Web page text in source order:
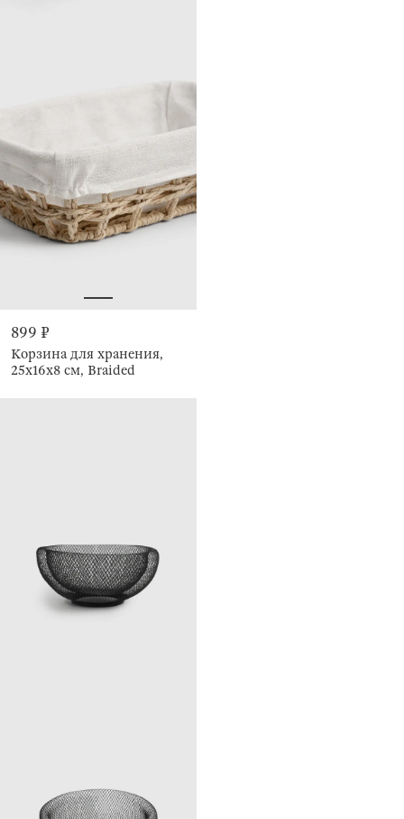
899 ₽
Корзина для хранения,
25х16x8 см, Braided